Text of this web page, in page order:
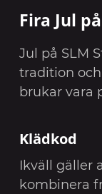
Fira Jul
Jul på SLM
tradition
brukar vara
Klädkod
Ikväll gäller
kombinera